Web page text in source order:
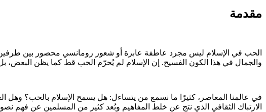
مقدمة
الحب في الإسلام ليس مجرد عاطفة عابرة أو شعور رومانسي محصور بين
والجمال في هذا الكون الفسيح. إن الإسلام لم يُحرّم الحب قط كما يظن
في عالمنا المعاصر، كثيرًا ما نسمع من يتساءل: هل يسمح الإسلام بالحب؟ وهل
الارتباك الثقافي الذي نتج عن خلط المفاهيم وبُعد كثير من المسلمين عن فهم